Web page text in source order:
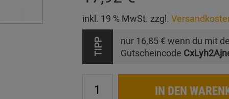
inkl. 19 % MwSt. zzgl.
TIPP nur 16,85 € wenn du mit
Gutscheincode
IN DEN